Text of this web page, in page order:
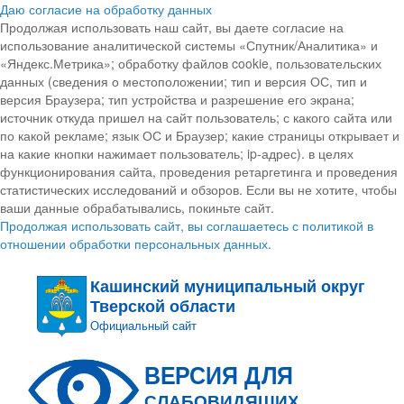
Даю согласие на обработку данных
Продолжая использовать наш сайт, вы даете согласие на
использование аналитической системы «Спутник/Аналитика» и
«Яндекс.Метрика»; обработку файлов cookie, пользовательских
данных (сведения о местоположении; тип и версия ОС, тип и
версия Браузера; тип устройства и разрешение его экрана;
источник откуда пришел на сайт пользователь; с какого сайта или
по какой рекламе; язык ОС и Браузер; какие страницы открывает и
на какие кнопки нажимает пользователь; ip-адрес). в целях
функционирования сайта, проведения ретаргетинга и проведения
статистических исследований и обзоров. Если вы не хотите, чтобы
ваши данные обрабатывались, покиньте сайт.
Продолжая использовать сайт, вы соглашаетесь с политикой в
отношении обработки персональных данных.